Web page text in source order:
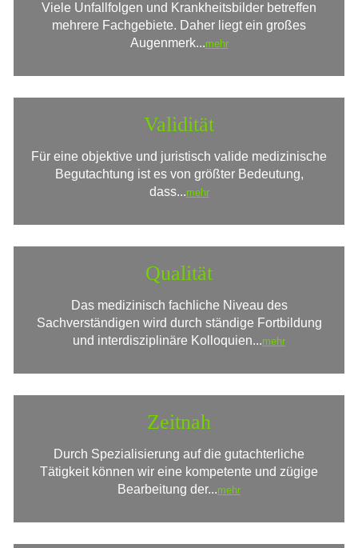
Viele Unfallfolgen und Krankheitsbilder betreffen
mehrere Fachgebiete. Daher liegt ein großes
Augenmerk...mehr
Validität
Für eine objektive und juristisch valide medizinische
Begutachtung ist es von größter Bedeutung,
dass...mehr
Qualität
Das medizinisch fachliche Niveau des
Sachverständigen wird durch ständige Fortbildung
und interdisziplinäre Kolloquien...mehr
Zeitnah
Durch Spezialisierung auf die gutachterliche
Tätigkeit können wir eine kompetente und zügige
Bearbeitung der...mehr